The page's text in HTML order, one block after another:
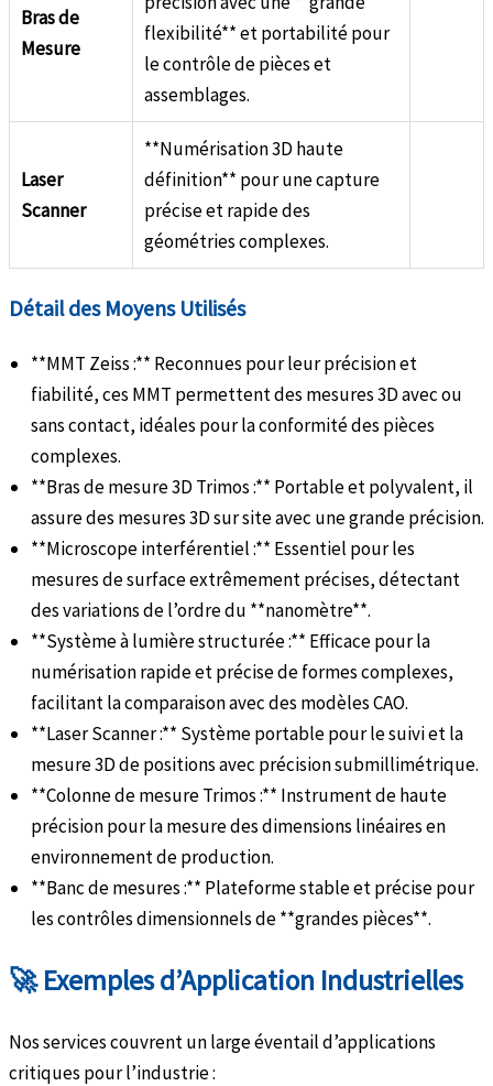
Bras de
Mesure
flexibilité** et portabilité pour
le contrôle de pièces et
assemblages.
Laser
Scanner
**Numérisation 3D haute
définition** pour une capture
précise et rapide des
géométries complexes.
Détail des Moyens Utilisés
**MMT Zeiss :** Reconnues pour leur précision et
fiabilité, ces MMT permettent des mesures 3D avec ou
sans contact, idéales pour la conformité des pièces
complexes.
**Bras de mesure 3D Trimos :** Portable et polyvalent, il
assure des mesures 3D sur site avec une grande précision.
**Microscope interférentiel :** Essentiel pour les
mesures de surface extrêmement précises, détectant
des variations de l’ordre du **nanomètre**.
**Système à lumière structurée :** Efficace pour la
numérisation rapide et précise de formes complexes,
facilitant la comparaison avec des modèles CAO.
**Laser Scanner :** Système portable pour le suivi et la
mesure 3D de positions avec précision submillimétrique.
**Colonne de mesure Trimos :** Instrument de haute
précision pour la mesure des dimensions linéaires en
environnement de production.
**Banc de mesures :** Plateforme stable et précise pour
les contrôles dimensionnels de **grandes pièces**.
🚀 Exemples d’Application Industrielles
Nos services couvrent un large éventail d’applications
critiques pour l’industrie :